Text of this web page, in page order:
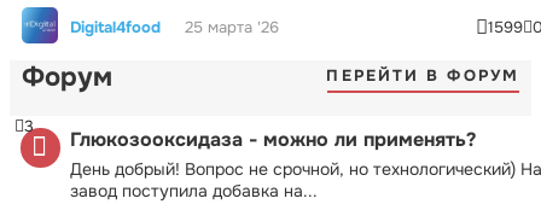
Digital4food
25 марта '26 1599
Форум ПЕРЕЙТИ В ФОРУМ
Глюкозооксидаза - можно ли применять?
День добрый! Вопрос не срочной, но технологический) На
завод поступила добавка на...
3